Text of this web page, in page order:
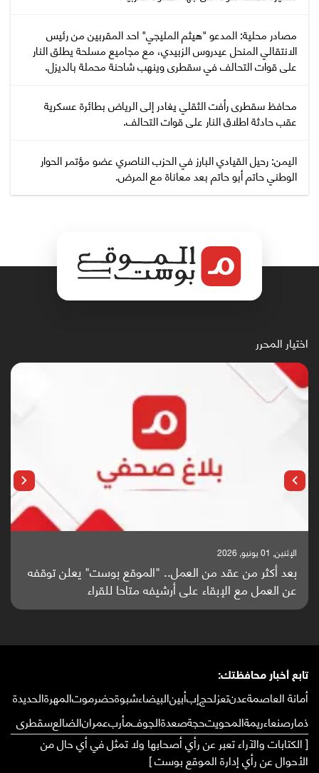
مصادر محلية: المدعو "هيثم المليجي" احد المقربين من رئيس
الانتقالي المنحل عيدروس الزبيدي، مع مجاميع مسلحة يطلق النار
على قوات التحالف في سقطرى وينهب شاحنة محملة بالديزل.
محافظ سقطرى رأفت الثقلي يغادر إلى الرياض بطائرة عسكرية
عقب حادثة اطلاق النار على قوات التحالف.
اليمن: رحيل القيادي البارز في الحزب الناصري عضو مؤتمر الحوار
الوطني حاتم أبو حاتم بعد معاناة مع المرض.
اختيار المحرر
الإثنين, 01 يونيو, 2026
بعد أكثر من عقد من العمل.. "الموقع بوست" يعلن توقفه
عن العمل مع الإبقاء على أرشيفه متاحا للقراء
تابع أخبار محافظتك:
أمانة العاصمةعدنتعزلحجإبأبينالبيضاءشبوةحضرموتالمهرةالحديدة
ذمارصنعاءريمةالمحويتحجةصعدةالجوفمأربعمرانالضالعسقطرى
[ الكتابات والآراء تعبر عن رأي أصحابها ولا تمثل في أي حال من
الأحوال عن رأي إدارة الموقع بوست ]